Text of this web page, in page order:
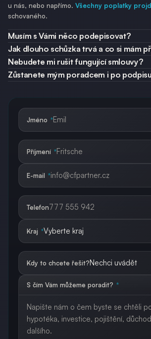
u nás, nebo napřímo. Všechny poplatky
schovaného.
Musím s Vámi něco podepisovat?
Jak dlouho schůzka trvá a co si mám
Nebudete mi rušit fungující smlouvy?
Zůstanete mým poradcem i po
Jméno *
Příjmení *
E-mail *
Telefon
Kraj *
Kdy to chcete řešit?
S čím Vám můžeme poradit? *